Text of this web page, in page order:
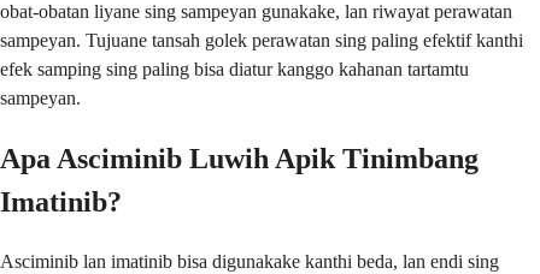
obat-obatan liyane sing sampeyan gunakake, lan riwayat perawatan
sampeyan. Tujuane tansah golek perawatan sing paling efektif kanthi
efek samping sing paling bisa diatur kanggo kahanan tartamtu
sampeyan.
Apa Asciminib Luwih Apik Tinimbang
Imatinib?
Asciminib lan imatinib bisa digunakake kanthi beda, lan endi sing